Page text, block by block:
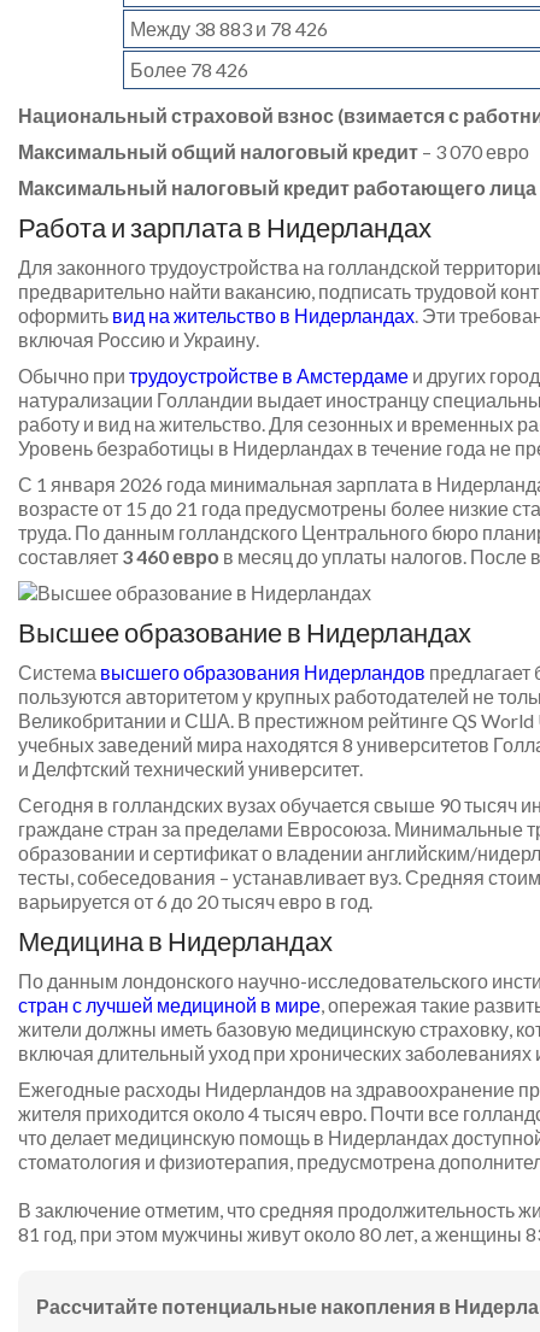
Между 38 883 и 78 426
Более 78 426
Национальный страховой взнос (взимается с
Максимальный общий налоговый кредит – 3 070 евро
Максимальный налоговый кредит работающего лица
Работа и зарплата в Нидерландах
Для законного трудоустройства на голландской
предварительно найти вакансию, подписать трудовой
оформить вид на жительство в Нидерландах. Эти
включая Россию и Украину.
Обычно при трудоустройстве в Амстердаме и других
натурализации Голландии выдает иностранцу
работу и вид на жительство. Для сезонных и временных
Уровень безработицы в Нидерландах в течение года не
С 1 января 2026 года минимальная зарплата в
возрасте от 15 до 21 года предусмотрены более низкие
труда. По данным голландского Центрального бюро
составляет 3 460 евро в месяц до уплаты налогов. После
Высшее образование в Нидерландах
Система высшего образования Нидерландов предлагает
пользуются авторитетом у крупных работодателей не
Великобритании и США. В престижном рейтинге QS
учебных заведений мира находятся 8 университетов
и Делфтский технический университет.
Сегодня в голландских вузах обучается свыше 90 тысяч
граждане стран за пределами Евросоюза. Минимальные
образовании и сертификат о владении английским/
тесты, собеседования – устанавливает вуз. Средняя
варьируется от 6 до 20 тысяч евро в год.
Медицина в Нидерландах
По данным лондонского научно-исследовательского
стран с лучшей медициной в мире, опережая такие
жители должны иметь базовую медицинскую страховку,
включая длительный уход при хронических
Ежегодные расходы Нидерландов на здравоохранение
жителя приходится около 4 тысяч евро. Почти все
что делает медицинскую помощь в Нидерландах
стоматология и физиотерапия, предусмотрена
В заключение отметим, что средняя продолжительность
81 год, при этом мужчины живут около 80 лет, а женщины
Рассчитайте потенциальные накопления в